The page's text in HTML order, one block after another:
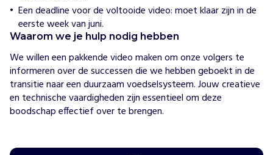
e
d
e
r
l
a
n
d
h
l
Een deadline voor de voltooide video: moet klaar zijn in de
eerste week van juni.
Waarom we je hulp nodig hebben
We willen een pakkende video maken om onze volgers te
informeren over de successen die we hebben geboekt in de
transitie naar een duurzaam voedselsysteem. Jouw creatieve
en technische vaardigheden zijn essentieel om deze
boodschap effectief over te brengen.